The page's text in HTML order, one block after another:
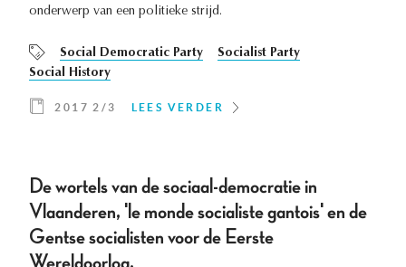
onderwerp van een politieke strijd.
Social Democratic Party
Socialist Party
Social History
2017 2/3 LEES VERDER
De wortels van de sociaal-democratie in
Vlaanderen, 'le monde socialiste gantois' en de
Gentse socialisten voor de Eerste